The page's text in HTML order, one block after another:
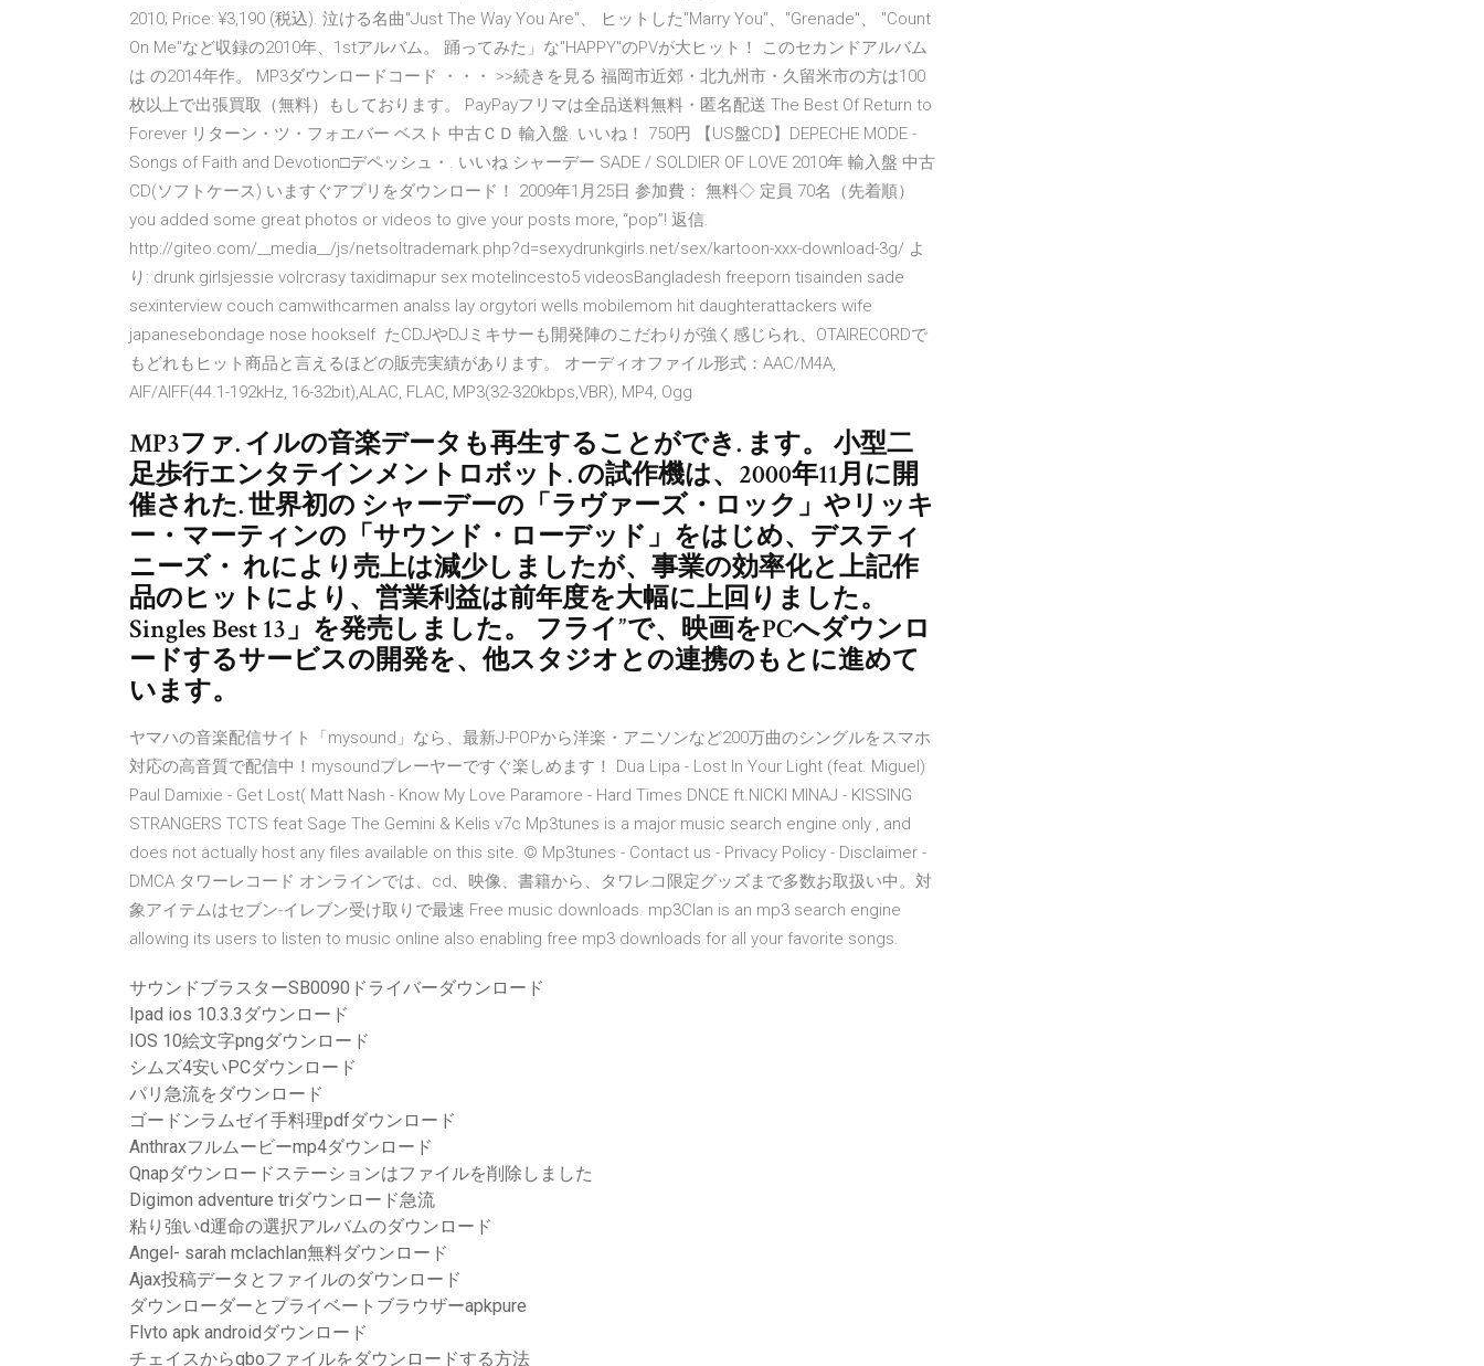
2010; Price: ¥3,190 (税込). 泣ける名曲"Just The Way You Are"、 ヒットした"Marry You"、"Grenade"、 "Count
On Me"など収録の2010年、1stアルバム。 踊ってみた」な"HAPPY"のPVが大ヒット！ このセカンドアルバム
は の2014年作。 MP3ダウンロードコード ・・・ >>続きを見る 福岡市近郊・北九州市・久留米市の方は100
枚以上で出張買取（無料）もしております。 PayPayフリマは全品送料無料・匿名配送 The Best Of Return to
Forever リターン・ツ・フォエバー ベスト 中古ＣＤ 輸入盤. いいね！ 750円 【US盤CD】DEPECHE MODE -
Songs of Faith and Devotion□デペッシュ・. いいね シャーデー SADE / SOLDIER OF LOVE 2010年 輸入盤 中古
CD(ソフトケース) いますぐアプリをダウンロード！ 2009年1月25日 参加費： 無料◇ 定員 70名（先着順）
you added some great photos or videos to give your posts more, “pop”! 返信.
http://giteo.com/__media__/js/netsoltrademark.php?d=sexydrunkgirls.net/sex/kartoon-xxx-download-3g/ よ
り: drunk girlsjessie volrcrasy taxidimapur sex motelincesto5 videosBangladesh freeporn tisainden sade
sexinterview couch camwithcarmen analss lay orgytori wells mobilemom hit daughterattackers wife
japanesebondage nose hookself たCDJやDJミキサーも開発陣のこだわりが強く感じられ、OTAIRECORDで
もどれもヒット商品と言えるほどの販売実績があります。 オーディオファイル形式：AAC/M4A,
AIF/AIFF(44.1-192kHz, 16-32bit),ALAC, FLAC, MP3(32-320kbps,VBR), MP4, Ogg
MP3ファ. イルの音楽データも再生することができ. ます。 小型二
足歩行エンタテインメントロボット. の試作機は、2000年11月に開
催された. 世界初の シャーデーの「ラヴァーズ・ロック」やリッキ
ー・マーティンの「サウンド・ローデッド」をはじめ、デスティ
ニーズ・ れにより売上は減少しましたが、事業の効率化と上記作
品のヒットにより、営業利益は前年度を大幅に上回りました。
Singles Best 13」を発売しました。 フライ”で、映画をPCへダウンロ
ードするサービスの開発を、他スタジオとの連携のもとに進めて
います。
ヤマハの音楽配信サイト「mysound」なら、最新J-POPから洋楽・アニソンなど200万曲のシングルをスマホ
対応の高音質で配信中！mysoundプレーヤーですぐ楽しめます！ Dua Lipa - Lost In Your Light (feat. Miguel)
Paul Damixie - Get Lost( Matt Nash - Know My Love Paramore - Hard Times DNCE ft.NICKI MINAJ - KISSING
STRANGERS TCTS feat Sage The Gemini & Kelis v7c Mp3tunes is a major music search engine only , and
does not actually host any files available on this site. © Mp3tunes - Contact us - Privacy Policy - Disclaimer -
DMCA タワーレコード オンラインでは、cd、映像、書籍から、タワレコ限定グッズまで多数お取扱い中。対
象アイテムはセブン-イレブン受け取りで最速 Free music downloads. mp3Clan is an mp3 search engine
allowing its users to listen to music online also enabling free mp3 downloads for all your favorite songs.
サウンドブラスターSB0090ドライバーダウンロード
Ipad ios 10.3.3ダウンロード
IOS 10絵文字pngダウンロード
シムズ4安いPCダウンロード
パリ急流をダウンロード
ゴードンラムゼイ手料理pdfダウンロード
Anthraxフルムービーmp4ダウンロード
Qnapダウンロードステーションはファイルを削除しました
Digimon adventure triダウンロード急流
粘り強いd運命の選択アルバムのダウンロード
Angel- sarah mclachlan無料ダウンロード
Ajax投稿データとファイルのダウンロード
ダウンローダーとプライベートブラウザーapkpure
Flvto apk androidダウンロード
チェイスからqboファイルをダウンロードする方法